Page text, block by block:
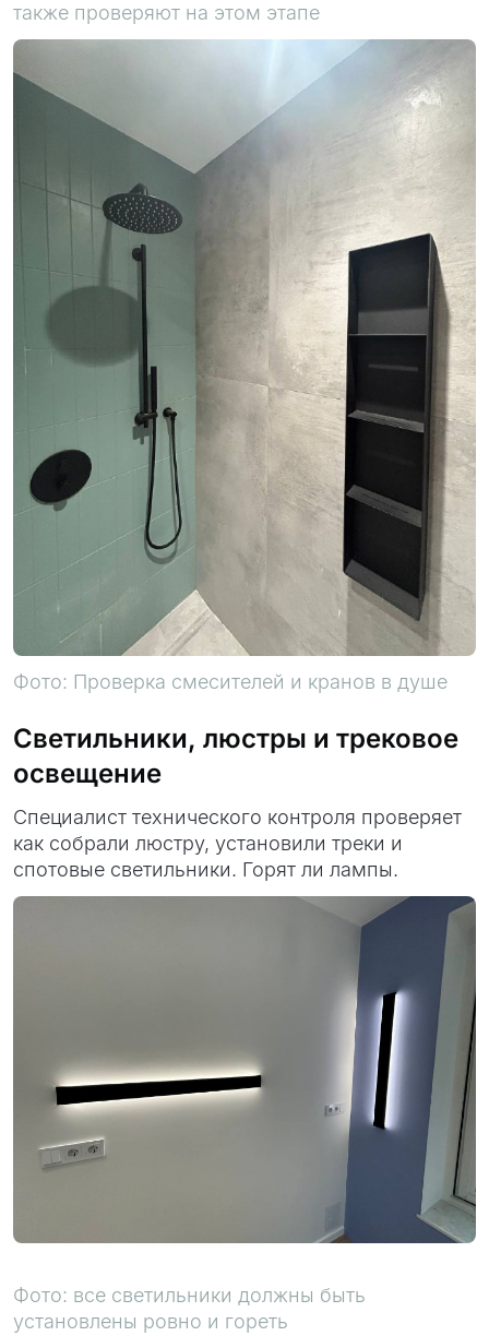
также проверяют на этом этапе
Фото: Проверка смесителей и кранов в душе
Светильники, люстры и трековое
освещение
Специалист технического контроля проверяет
как собрали люстру, установили треки и
спотовые светильники. Горят ли лампы.
Фото: все светильники должны быть
установлены ровно и гореть